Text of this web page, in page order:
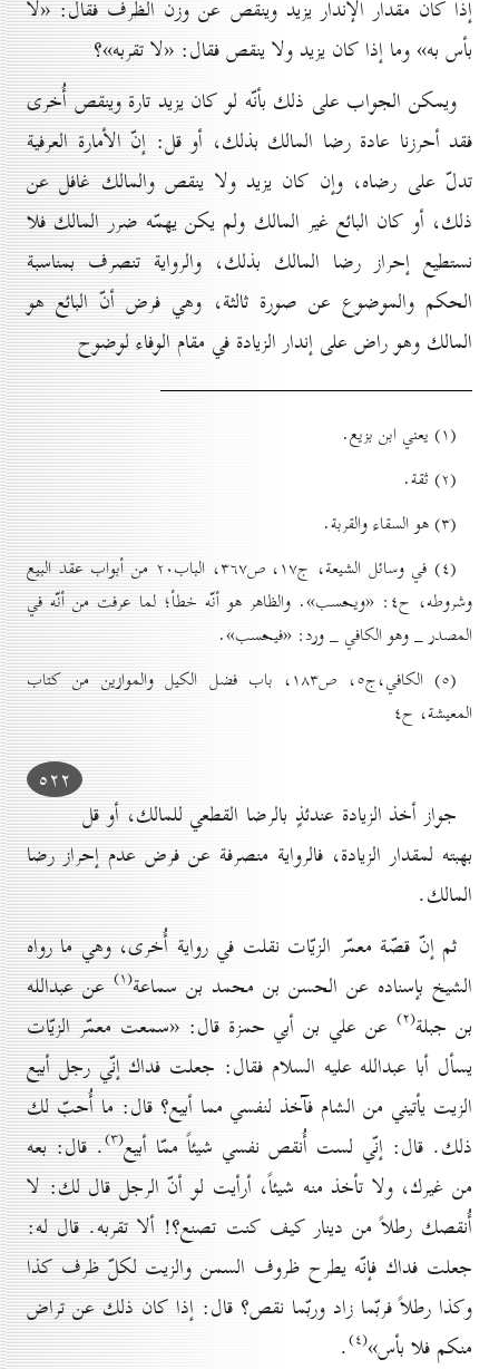
إذا كان مقدار الإندار يزيد وينقص عن وزن الظرف فقال: «لا
بأس به» وما إذا كان يزيد ولا ينقص فقال: «لا تقربه»؟
ويمكن الجواب على ذلك بأنّه لو كان يزيد تارة وينقص أُخرى
فقد أحرزنا عادة رضا المالك بذلك، أو قل: إنّ الأمارة العرفية
تدلّ على رضاه، وإن كان يزيد ولا ينقص والمالك غافل عن
ذلك، أو كان البائع غير المالك ولم يكن يهمّه ضرر المالك فلا
نستطيع إحراز رضا المالك بذلك، والرواية تنصرف بمناسبة
الحكم والموضوع عن صورة ثالثة، وهي فرض أنّ البائع هو
المالك وهو راض على إندار الزيادة في مقام الوفاء لوضوح
(۱) يعني ابن بزيع.
(۲) ثقة.
(۳) هو السقاء والقربة.
(٤) في وسائل الشیعة، ج۱۷، ص۳٦۷، الباب۲٠ من أبواب عقد البيع
وشروطه، ح٤: «ويحسب». والظاهر هو أنّه خطأ؛ لما عرفت من أنّه في
المصدر _ وهو الكافي _ ورد: «فيحسب».
(٥) الکافي،ج٥، ص۱۸۳، باب فضل الكيل والموازين من کتاب
المعيشة، ح٤
٥۲۲
جواز أخذ الزيادة عندئذٍ بالرضا القطعي للمالك، أو قل
بهبته لمقدار الزيادة، فالرواية منصرفة عن فرض عدم إحراز رضا
المالك.
ثم إنّ قصّة معمّر الزيّات نقلت في رواية أُخرى، وهي ما رواه
الشيخ بإسناده عن الحسن بن محمد بن سماعة(۱)
عن عبدالله
بن جبلة(۲) عن علي بن أبي حمزة قال: «سمعت معمّر الزيّات
يسأل أبا عبدالله عليه السلام فقال: جعلت فداك إنّي رجل أبيع
الزيت يأتيني من الشام فآخذ لنفسي مما أبيع؟ قال: ما أُحبّ لك
ذلك. قال: إنّي لست أُنقص نفسي شيئاً ممّا أبيع(۳) . قال: بعه
من غيرك، ولا تأخذ منه شيئاً، أرأيت لو أنّ الرجل قال لك: لا
أُنقصك رطلاً من دينار كيف كنت تصنع؟! ألا تقربه. قال له:
جعلت فداك فإنّه يطرح ظروف السمن والزيت لكلّ ظرف كذا
وكذا رطلاً فربّما زاد وربّما نقص؟ قال: إذا كان ذلك عن تراض
منكم فلا بأس»(٤) .